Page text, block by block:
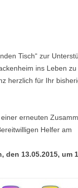
Tisch“ zur
ins Leben
herzlich für Ihr
erneuten
Helfer am
den 13.05.2015, um